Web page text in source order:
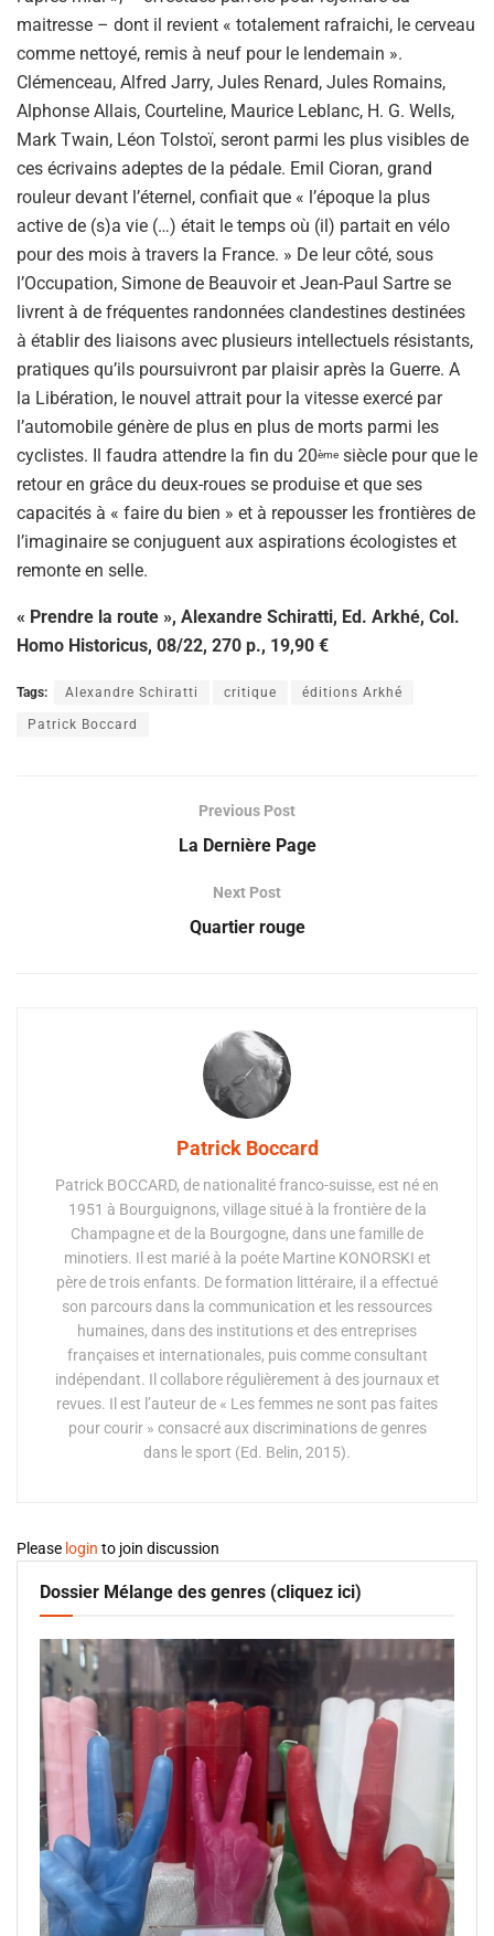
maitresse – dont il revient « totalement rafraichi, le cerveau
comme nettoyé, remis à neuf pour le lendemain ».
Clémenceau, Alfred Jarry, Jules Renard, Jules Romains,
Alphonse Allais, Courteline, Maurice Leblanc, H. G. Wells,
Mark Twain, Léon Tolstoï, seront parmi les plus visibles de
ces écrivains adeptes de la pédale. Emil Cioran, grand
rouleur devant l’éternel, confiait que « l’époque la plus
active de (s)a vie (…) était le temps où (il) partait en vélo
pour des mois à travers la France. » De leur côté, sous
l’Occupation, Simone de Beauvoir et Jean-Paul Sartre se
livrent à de fréquentes randonnées clandestines destinées
à établir des liaisons avec plusieurs intellectuels résistants,
pratiques qu’ils poursuivront par plaisir après la Guerre. A
la Libération, le nouvel attrait pour la vitesse exercé par
l’automobile génère de plus en plus de morts parmi les
cyclistes. Il faudra attendre la fin du 20ème siècle pour que le
retour en grâce du deux-roues se produise et que ses
capacités à « faire du bien » et à repousser les frontières de
l’imaginaire se conjuguent aux aspirations écologistes et
remonte en selle.
« Prendre la route », Alexandre Schiratti, Ed. Arkhé, Col.
Homo Historicus, 08/22, 270 p., 19,90 €
Tags: Alexandre Schiratti critique éditions Arkhé
Patrick Boccard
Previous Post
La Dernière Page
Next Post
Quartier rouge
Patrick Boccard
Patrick BOCCARD, de nationalité franco-suisse, est né en
1951 à Bourguignons, village situé à la frontière de la
Champagne et de la Bourgogne, dans une famille de
minotiers. Il est marié à la poéte Martine KONORSKI et
père de trois enfants. De formation littéraire, il a effectué
son parcours dans la communication et les ressources
humaines, dans des institutions et des entreprises
françaises et internationales, puis comme consultant
indépendant. Il collabore régulièrement à des journaux et
revues. Il est l’auteur de « Les femmes ne sont pas faites
pour courir » consacré aux discriminations de genres
dans le sport (Ed. Belin, 2015).
Please login to join discussion
Dossier Mélange des genres (cliquez ici)